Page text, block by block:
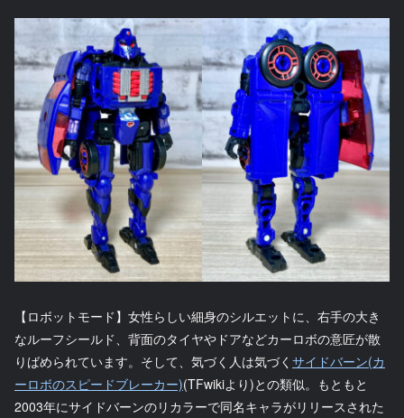
【ロボットモード】女性らしい細身のシルエットに、右手の大き
なルーフシールド、背面のタイヤやドアなどカーロボの意匠が散
りばめられています。そして、気づく人は気づく サイドバーン(カ
ーロボのスピードブレーカー)(TFwikiより)との類似。もともと
2003年にサイドバーンのリカラーで同名キャラがリリースされた